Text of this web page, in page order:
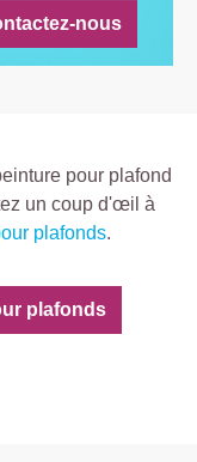
nous
pour plafond
un coup d'œil à
plafonds.
plafonds